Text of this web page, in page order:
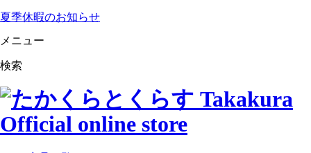
夏季休暇のお知らせ
メニュー
検索